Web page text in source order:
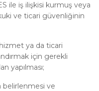
ile iş ilişkisi kurmuş veya
ve ticari güvenliğinin
ya da ticari
için gerekli
yapılması;
belirlenmesi ve